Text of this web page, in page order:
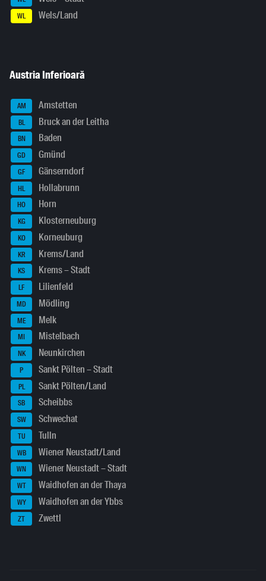
WL Wels/Land
Austria Inferioară
AM Amstetten
BL Bruck an der Leitha
BN Baden
GD Gmünd
GF Gänserndorf
HL Hollabrunn
HO Horn
KG Klosterneuburg
KO Korneuburg
KR Krems/Land
KS Krems – Stadt
LF Lilienfeld
MD Mödling
ME Melk
MI Mistelbach
NK Neunkirchen
P Sankt Pölten – Stadt
PL Sankt Pölten/Land
SB Scheibbs
SW Schwechat
TU Tulln
WB Wiener Neustadt/Land
WN Wiener Neustadt – Stadt
WT Waidhofen an der Thaya
WY Waidhofen an der Ybbs
ZT Zwettl